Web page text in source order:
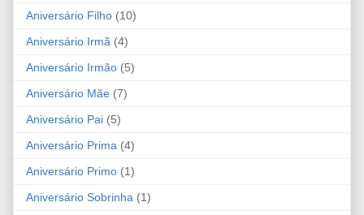
Aniversário Filho (10)
Aniversário Irmã (4)
Aniversário Irmão (5)
Aniversário Mãe (7)
Aniversário Pai (5)
Aniversário Prima (4)
Aniversário Primo (1)
Aniversário Sobrinha (1)